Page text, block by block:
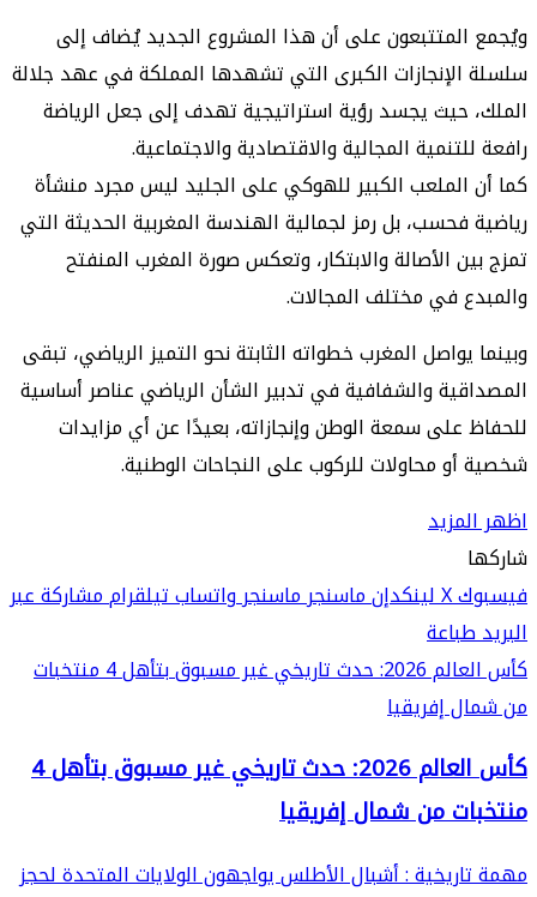
ويُجمع المتتبعون على أن هذا المشروع الجديد يُضاف إلى
سلسلة الإنجازات الكبرى التي تشهدها المملكة في عهد جلالة
الملك، حيث يجسد رؤية استراتيجية تهدف إلى جعل الرياضة
رافعة للتنمية المجالية والاقتصادية والاجتماعية.
كما أن الملعب الكبير للهوكي على الجليد ليس مجرد منشأة
رياضية فحسب، بل رمز لجمالية الهندسة المغربية الحديثة التي
تمزج بين الأصالة والابتكار، وتعكس صورة المغرب المنفتح
والمبدع في مختلف المجالات.
وبينما يواصل المغرب خطواته الثابتة نحو التميز الرياضي، تبقى
المصداقية والشفافية في تدبير الشأن الرياضي عناصر أساسية
للحفاظ على سمعة الوطن وإنجازاته، بعيدًا عن أي مزايدات
شخصية أو محاولات للركوب على النجاحات الوطنية.
اظهر المزيد
شاركها
فيسبوك‫Xلينكدإنماسنجرماسنجرواتسابتيلقراممشاركة عبر
البريدطباعة
كأس العالم 2026: حدث تاريخي غير مسبوق بتأهل 4 منتخبات
من شمال إفريقيا
كأس العالم 2026: حدث تاريخي غير مسبوق بتأهل 4
منتخبات من شمال إفريقيا
مهمة تاريخية : أشبال الأطلس يواجهون الولايات المتحدة لحجز